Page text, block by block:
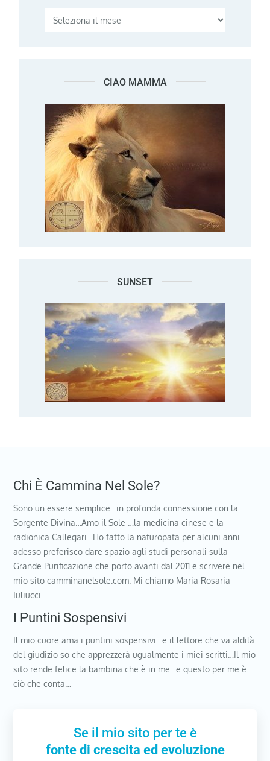
CIAO MAMMA
SUNSET
Chi È Cammina Nel Sole?
Sono un essere semplice…in profonda connessione con la
Sorgente Divina…Amo il Sole …la medicina cinese e la
radionica Callegari…Ho fatto la naturopata per alcuni anni …
adesso preferisco dare spazio agli studi personali sulla
Grande Purificazione che porto avanti dal 2011 e scrivere nel
mio sito camminanelsole.com. Mi chiamo Maria Rosaria
Iuliucci
I Puntini Sospensivi
Il mio cuore ama i puntini sospensivi…e il lettore che va aldilà
del giudizio so che apprezzerà ugualmente i miei scritti…Il mio
sito rende felice la bambina che è in me…e questo per me è
ciò che conta…
Se il mio sito per te è
fonte di crescita ed evoluzione